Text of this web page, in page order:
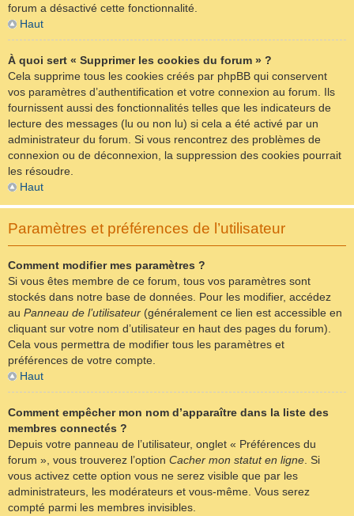
forum a désactivé cette fonctionnalité.
Haut
À quoi sert « Supprimer les cookies du forum » ?
Cela supprime tous les cookies créés par phpBB qui conservent
vos paramètres d’authentification et votre connexion au forum. Ils
fournissent aussi des fonctionnalités telles que les indicateurs de
lecture des messages (lu ou non lu) si cela a été activé par un
administrateur du forum. Si vous rencontrez des problèmes de
connexion ou de déconnexion, la suppression des cookies pourrait
les résoudre.
Haut
Paramètres et préférences de l’utilisateur
Comment modifier mes paramètres ?
Si vous êtes membre de ce forum, tous vos paramètres sont
stockés dans notre base de données. Pour les modifier, accédez
au Panneau de l’utilisateur (généralement ce lien est accessible en
cliquant sur votre nom d’utilisateur en haut des pages du forum).
Cela vous permettra de modifier tous les paramètres et
préférences de votre compte.
Haut
Comment empêcher mon nom d’apparaître dans la liste des
membres connectés ?
Depuis votre panneau de l’utilisateur, onglet « Préférences du
forum », vous trouverez l’option Cacher mon statut en ligne. Si
vous activez cette option vous ne serez visible que par les
administrateurs, les modérateurs et vous-même. Vous serez
compté parmi les membres invisibles.